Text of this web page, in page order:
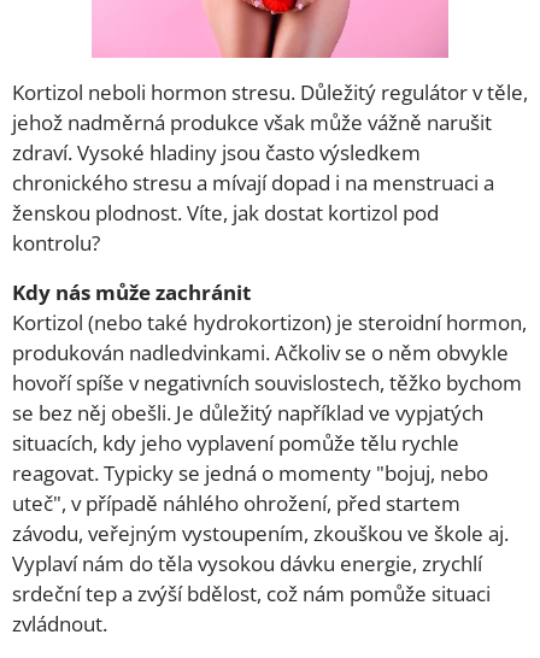
Kortizol neboli hormon stresu. Důležitý regulátor v těle,
jehož nadměrná produkce však může vážně narušit
zdraví. Vysoké hladiny jsou často výsledkem
chronického stresu a mívají dopad i na menstruaci a
ženskou plodnost. Víte, jak dostat kortizol pod
kontrolu?
Kdy nás může zachránit
Kortizol (nebo také hydrokortizon) je steroidní hormon,
produkován nadledvinkami. Ačkoliv se o něm obvykle
hovoří spíše v negativních souvislostech, těžko bychom
se bez něj obešli. Je důležitý například ve vypjatých
situacích, kdy jeho vyplavení pomůže tělu rychle
reagovat. Typicky se jedná o momenty "bojuj, nebo
uteč", v případě náhlého ohrožení, před startem
závodu, veřejným vystoupením, zkouškou ve škole aj.
Vyplaví nám do těla vysokou dávku energie, zrychlí
srdeční tep a zvýší bdělost, což nám pomůže situaci
zvládnout.